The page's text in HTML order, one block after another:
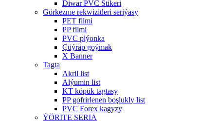
Diwar PVC Stikeri
Görkezme rekwizitleri seriýasy
PET filmi
PP filmi
PVC plýonka
Çüýräp goýmak
X Banner
Tagta
Akril list
Alýumin list
KT köpük tagtasy
PP gofrirlenen boşlukly list
PVC Forex kagyzy
ÝÖRITE SERIA